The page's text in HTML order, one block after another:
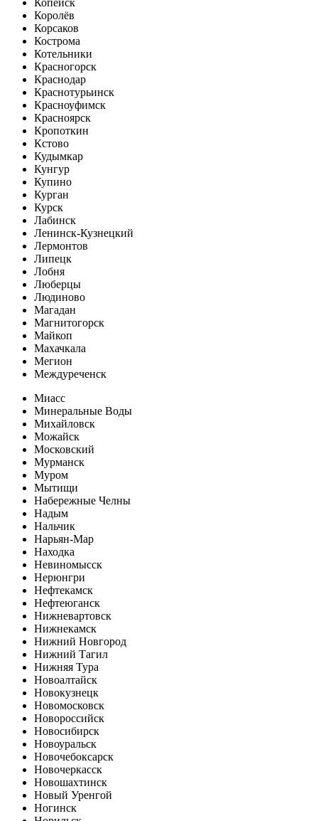
Королёв
Корсаков
Кострома
Котельники
Красногорск
Краснодар
Краснотурьинск
Красноуфимск
Красноярск
Кропоткин
Кстово
Кудымкар
Кунгур
Купино
Курган
Курск
Лабинск
Ленинск-Кузнецкий
Лермонтов
Липецк
Лобня
Люберцы
Людиново
Магадан
Магнитогорск
Майкоп
Махачкала
Мегион
Междуреченск
Миасс
Минеральные Воды
Михайловск
Можайск
Московский
Мурманск
Муром
Мытищи
Набережные Челны
Надым
Нальчик
Нарьян-Мар
Находка
Невиномысск
Нерюнгри
Нефтекамск
Нефтеюганск
Нижневартовск
Нижнекамск
Нижний Новгород
Нижний Тагил
Нижняя Тура
Новоалтайск
Новокузнецк
Новомосковск
Новороссийск
Новосибирск
Новоуральск
Новочебоксарск
Новочеркасск
Новошахтинск
Новый Уренгой
Ногинск